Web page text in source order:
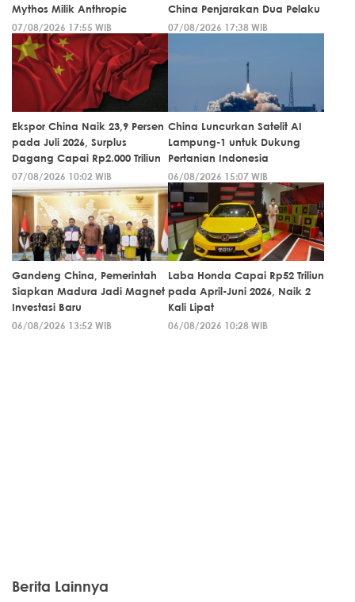
Mythos Milik Anthropic
07/08/2026 17:55 WIB
China Penjarakan Dua Pelaku
07/08/2026 17:38 WIB
Ekspor China Naik 23,9 Persen
pada Juli 2026, Surplus
Dagang Capai Rp2.000 Triliun
07/08/2026 10:02 WIB
China Luncurkan Satelit AI
Lampung-1 untuk Dukung
Pertanian Indonesia
06/08/2026 15:07 WIB
Gandeng China, Pemerintah
Siapkan Madura Jadi Magnet
Investasi Baru
06/08/2026 13:52 WIB
Laba Honda Capai Rp52 Triliun
pada April-Juni 2026, Naik 2
Kali Lipat
06/08/2026 10:28 WIB
Berita Lainnya